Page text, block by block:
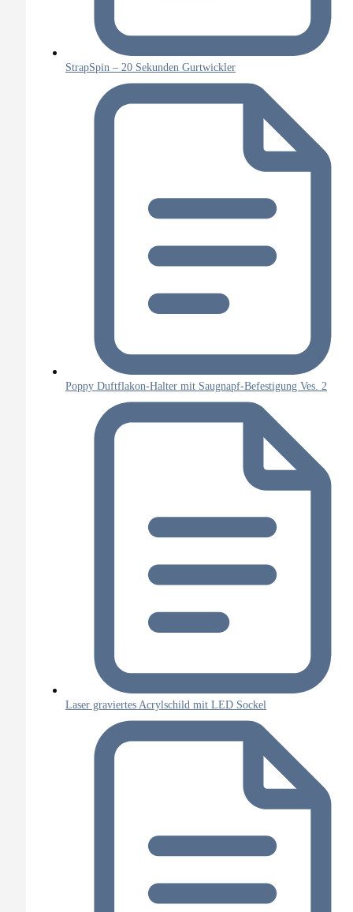
StrapSpin – 20 Sekunden Gurtwickler
Poppy Duftflakon-Halter mit Saugnapf-Befestigung Ves. 2
Laser graviertes Acrylschild mit LED Sockel